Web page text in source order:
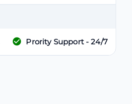
Prority Support - 24/7